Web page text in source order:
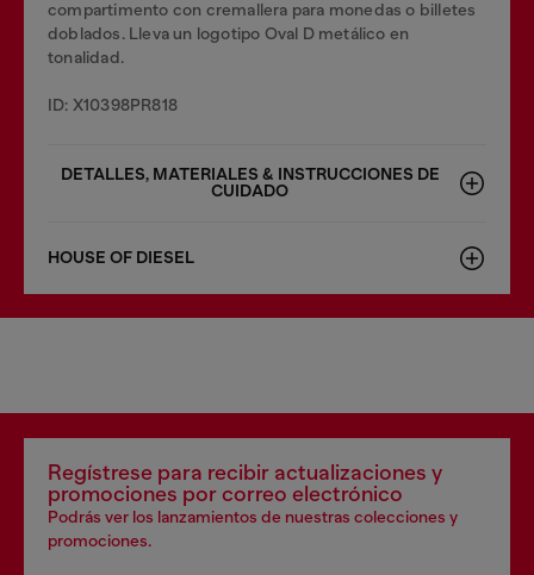
compartimento con cremallera para monedas o billetes
doblados. Lleva un logotipo Oval D metálico en
tonalidad.
ID: X10398PR818
DETALLES, MATERIALES & INSTRUCCIONES DE
CUIDADO
HOUSE OF DIESEL
Regístrese para recibir actualizaciones y
promociones por correo electrónico
Podrás ver los lanzamientos de nuestras colecciones y
promociones.